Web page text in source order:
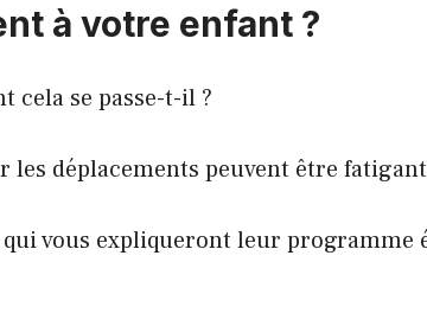
à votre enfant ?
cela se passe-t-il ?
les déplacements peuvent être
vous expliqueront leur programme